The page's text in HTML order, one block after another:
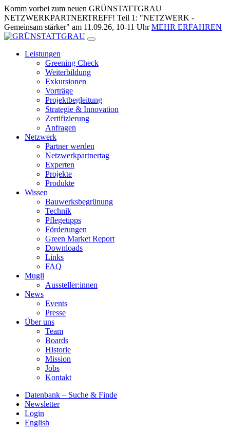
Zum
Inhalt
springen
Komm vorbei zum neuen GRÜNSTATTGRAU
NETZWERKPARTNERTREFF! Teil 1: "NETZWERK -
Gemeinsam stärker" am 11.09.26, 10-11 UhrMEHR ERFAHREN
Leistungen
Greening Check
Weiterbildung
Exkursionen
Vorträge
Projektbegleitung
Strategie & Innovation
Zertifizierung
Anfragen
Netzwerk
Partner werden
Netzwerkpartnertag
Experten
Projekte
Produkte
Wissen
Bauwerksbegrünung
Technik
Pflegetipps
Förderungen
Green Market Report
Downloads
Links
FAQ
Mugli
Aussteller:innen
News
Events
Presse
Über uns
Team
Boards
Historie
Mission
Jobs
Kontakt
Datenbank – Suche & Finde
Newsletter
Login
English